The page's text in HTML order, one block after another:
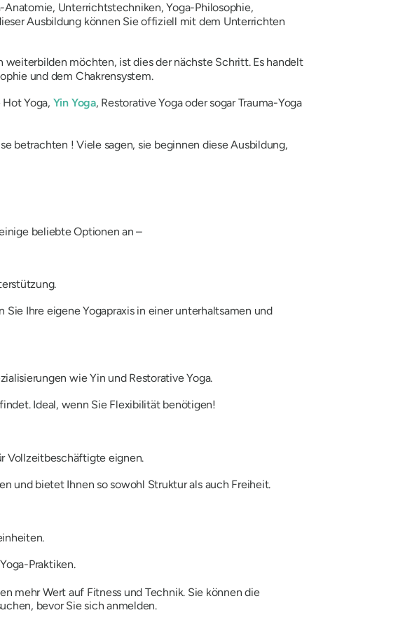
Anatomie, Unterrichtstechniken, Yoga-Philosophie,
Ausbildung können Sie offiziell mit dem Unterrichten
möchten, ist dies der nächste Schritt. Es handelt
und dem Chakrensystem.
Yoga, Yin Yoga, Restorative Yoga oder sogar Trauma-Yoga
betrachten ! Viele sagen, sie beginnen diese Ausbildung,
beliebte Optionen an –
Ihre eigene Yogapraxis in einer unterhaltsamen und
wie Yin und Restorative Yoga.
Ideal, wenn Sie Flexibilität benötigen!
Vollzeitbeschäftigte eignen.
und bietet Ihnen so sowohl Struktur als auch Freiheit.
Praktiken.
mehr Wert auf Fitness und Technik. Sie können die
bevor Sie sich anmelden.